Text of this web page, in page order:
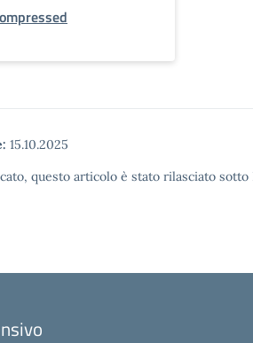
15.10.2025
questo articolo è stato rilasciato